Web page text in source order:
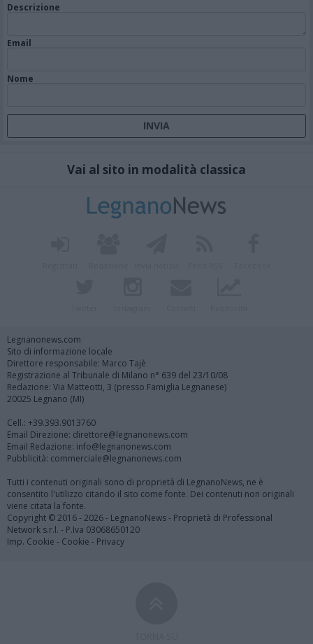
Descrizione
Email
Nome
Vai al sito in modalità classica
Legnanonews.com
Sito di informazione locale
Direttore responsabile: Marco Tajè
Registrazione al Tribunale di Milano n° 639 del 23/10/08
Redazione: Via Matteotti, 3 (presso Famiglia Legnanese)
20025 Legnano (MI)
Cell.: +39.393.9013760
Email Direzione: direttore@legnanonews.com
Email Redazione: info@legnanonews.com
Pubblicità: commerciale@legnanonews.com
Tutti i contenuti originali sono di proprietà di LegnanoNews, ne è
consentito l'utilizzo citando il sito come fonte. Dei contenuti non originali
viene citata la fonte.
Copyright © 2016 - 2026 - LegnanoNews - Proprietà di Professional
Network s.r.l. - P.Iva 03068650120
Imp. Cookie - Cookie - Privacy